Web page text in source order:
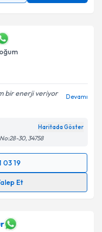
bir enerji veriyor
Devamı
Haritada Göster
30, 34758
03 19
Et
ile bilgilendireceğiz.